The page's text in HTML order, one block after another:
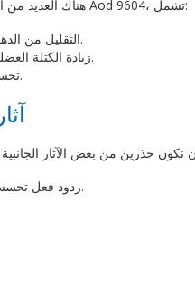
هناك العديد من الفوائد المحتملة لاستخدام Aod 9604، تشمل:
التقليل من الدهون غير المرغوب فيها.
زيادة الكتلة العضلية الخالية من الدهون.
تحسين التوازن الهرموني.
ردود فعل تحسسية في بعض الحالات.